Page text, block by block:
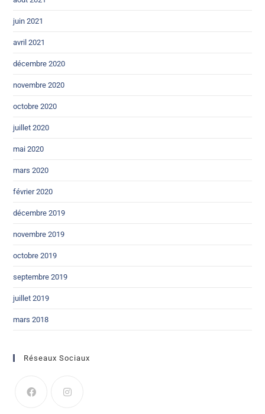
juin 2021
avril 2021
décembre 2020
novembre 2020
octobre 2020
juillet 2020
mai 2020
mars 2020
février 2020
décembre 2019
novembre 2019
octobre 2019
septembre 2019
juillet 2019
mars 2018
Réseaux Sociaux